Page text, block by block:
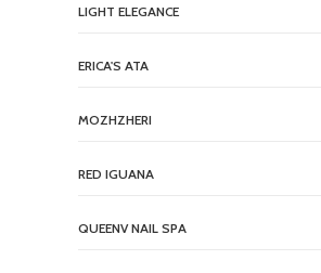
LIGHT ELEGANCE
ERICA'S ATA
MOZHZHERI
RED IGUANA
QUEENV NAIL SPA